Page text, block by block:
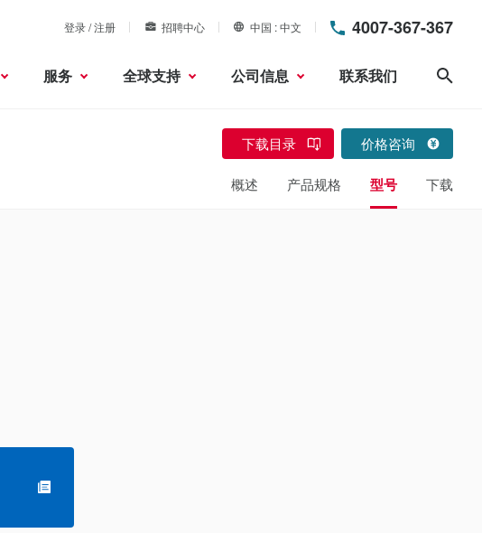
登录 / 注册 招聘中心 中国 中文 4007-367-367
服务 全球支持 公司信息 联系我们
下载目录 价格咨询
概述 产品规格 型号 下载